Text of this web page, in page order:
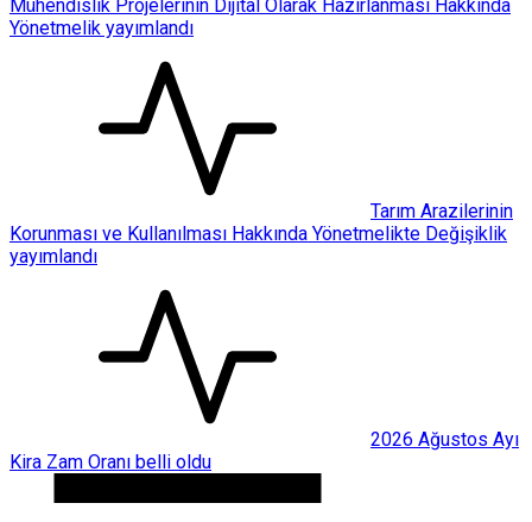
Mühendislik Projelerinin Dijital Olarak Hazırlanması Hakkında
Yönetmelik yayımlandı
Tarım Arazilerinin
Korunması ve Kullanılması Hakkında Yönetmelikte Değişiklik
yayımlandı
2026 Ağustos Ayı
Kira Zam Oranı belli oldu